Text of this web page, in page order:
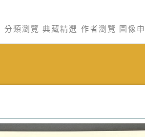
分類瀏覽 典藏精選 作者瀏覽 圖像